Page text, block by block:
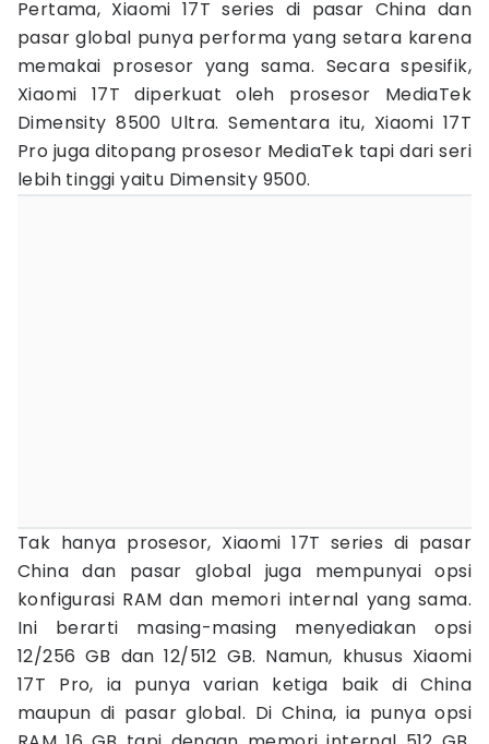
Pertama, Xiaomi 17T series di pasar China dan
pasar global punya performa yang setara karena
memakai prosesor yang sama. Secara spesifik,
Xiaomi 17T diperkuat oleh prosesor MediaTek
Dimensity 8500 Ultra. Sementara itu, Xiaomi 17T
Pro juga ditopang prosesor MediaTek tapi dari seri
lebih tinggi yaitu Dimensity 9500.
Tak hanya prosesor, Xiaomi 17T series di pasar
China dan pasar global juga mempunyai opsi
konfigurasi RAM dan memori internal yang sama.
Ini berarti masing-masing menyediakan opsi
12/256 GB dan 12/512 GB. Namun, khusus Xiaomi
17T Pro, ia punya varian ketiga baik di China
maupun di pasar global. Di China, ia punya opsi